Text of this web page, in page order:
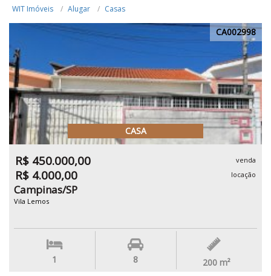
WIT Imóveis Alugar Casas
CA002998
CASA
R$ 450.000,00 venda
R$ 4.000,00 locação
Campinas/SP
Vila Lemos
1 8 200 m²